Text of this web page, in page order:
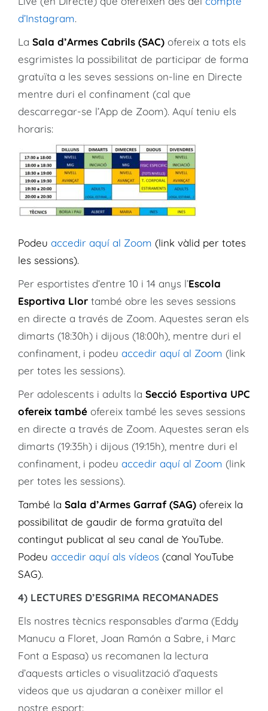
d’Instagram.
La Sala d’Armes Cabrils (SAC) ofereix a tots els
esgrimistes la possibilitat de participar de forma
gratuïta a les seves sessions on-line en Directe
mentre duri el confinament (cal que
descarregar-se l’App de Zoom). Aquí teniu els
horaris:
Podeu accedir aquí al Zoom (link vàlid per totes
les sessions).
Per esportistes d’entre 10 i 14 anys l’Escola
Esportiva Llor també obre les seves sessions
en directe a través de Zoom. Aquestes seran els
dimarts (18:30h) i dijous (18:00h), mentre duri el
confinament, i podeu accedir aquí al Zoom (link
per totes les sessions).
Per adolescents i adults la Secció Esportiva UPC
ofereix també ofereix també les seves sessions
en directe a través de Zoom. Aquestes seran els
dimarts (19:35h) i dijous (19:15h), mentre duri el
confinament, i podeu accedir aquí al Zoom (link
per totes les sessions).
També la Sala d’Armes Garraf (SAG) ofereix la
possibilitat de gaudir de forma gratuïta del
contingut publicat al seu canal de YouTube.
Podeu accedir aquí als vídeos (canal YouTube
SAG).
4) LECTURES D’ESGRIMA RECOMANADES
Els nostres tècnics responsables d’arma (Eddy
Manucu a Floret, Joan Ramón a Sabre, i Marc
Font a Espasa) us recomanen la lectura
d’aquests articles o visualització d’aquests
videos que us ajudaran a conèixer millor el
nostre esport: